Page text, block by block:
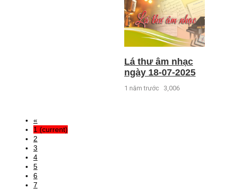
Lá thư âm nhạc
ngày 18-07-2025
1 năm trước 3,006
«
1 (current)
2
3
4
5
6
7